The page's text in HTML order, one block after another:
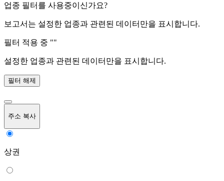
업종 필터를 사용중이신가요?
보고서는 설정한 업종과 관련된 데이터만을 표시합니다.
필터 적용 중 ""
설정한 업종과 관련된 데이터만을 표시합니다.
필터 해제
주소 복사
상권